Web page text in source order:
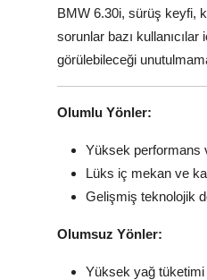
BMW 6.30i, sürüş keyfi,
sorunlar bazı
görülebileceği
Olumlu Yönler:
Yüksek performans
Lüks iç mekan ve
Gelişmiş teknolojik
Olumsuz Yönler:
Yüksek yağ